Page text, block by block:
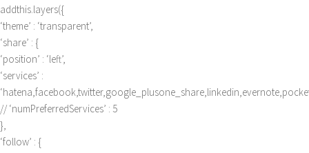
addthis.layers({
‘theme’ : ‘transparent’,
‘share’ : {
‘position’ : ‘left’,
‘services’ :
// ‘numPreferredServices’ : 5
},
‘follow’ : {